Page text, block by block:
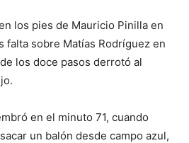
los pies de Mauricio Pinilla en
falta sobre Matías Rodríguez en
los doce pasos derrotó al
en el minuto 71, cuando
un balón desde campo azul,